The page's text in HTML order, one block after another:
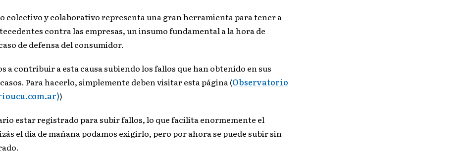
colectivo y colaborativo representa una gran herramienta para tener a
contra las empresas, un insumo fundamental a la hora de
de defensa del consumidor.
a contribuir a esta causa subiendo los fallos que han obtenido en sus
Para hacerlo, simplemente deben visitar esta página (Observatorio
)
estar registrado para subir fallos, lo que facilita enormemente el
el día de mañana podamos exigirlo, pero por ahora se puede subir sin